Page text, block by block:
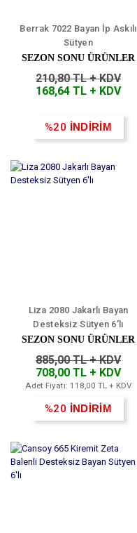
Berrak 7022 Bayan İp Askılı
Sütyen
SEZON SONU ÜRÜNLER
210,80 TL + KDV
168,64 TL + KDV
%20 İNDİRİM
Liza 2080 Jakarlı Bayan
Desteksiz Sütyen 6'lı
SEZON SONU ÜRÜNLER
885,00 TL + KDV
708,00 TL + KDV
Adet Fiyatı: 118,00 TL + KDV
%20 İNDİRİM